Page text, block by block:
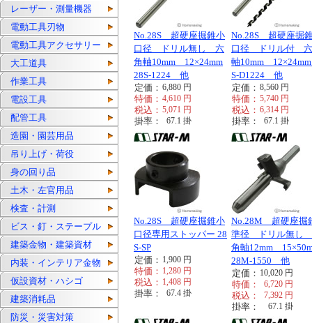
レーザー・測量機器
電動工具刃物
電動工具アクセサリー
大工道具
作業工具
電設工具
配管工具
造園・園芸用品
吊り上げ・荷役
身の回り品
土木・左官用品
検査・計測
ビス・釘・ステープル
建築金物・建築資材
内装・インテリア金物
仮設資材・ハシゴ
建築消耗品
防災・災害対策
No.28S 超硬座掘錐小
口径 ドリル無し 六
角軸10mm 12×24mm
28S-1224 他
定価： 6,880 円
特価： 4,610 円
税込： 5,071 円
掛率： 67.1 掛
No.28S 超硬座掘
口径 ドリル付
軸10mm 12×24mm
S-D1224 他
定価： 8,560 円
特価： 5,740 円
税込： 6,314 円
掛率： 67.1 掛
No.28S 超硬座掘錐小
口径専用ストッパー 28
S-SP
定価： 1,900 円
特価： 1,280 円
税込： 1,408 円
掛率： 67.4 掛
No.28M 超硬座掘
準径 ドリル無し
角軸12mm
28M-1550 他
定価： 10,020 円
特価： 6,720 円
税込： 7,392 円
掛率： 67.1 掛